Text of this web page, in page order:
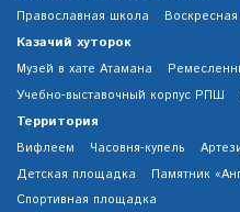
Православная школа
Казачий хуторок
Музей в хате Атамана
Учебно-выставочный корпус РПШ
Территория
Вифлеем Часовня-купель
Детская площадка
Памятник
Спортивная площадка